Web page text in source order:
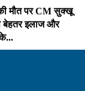
मौत पर CM सुक्खू
बेहतर इलाज और